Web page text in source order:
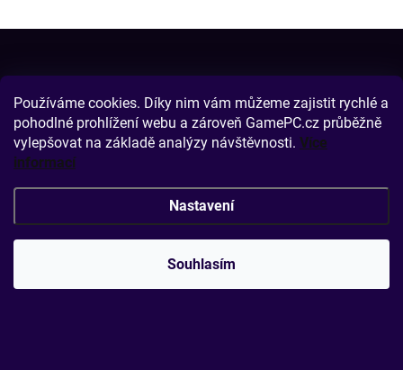
Používáme cookies. Díky nim vám můžeme zajistit rychlé a
pohodlné prohlížení webu a zároveň GamePC.cz průběžně
vylepšovat na základě analýzy návštěvnosti. Více
informací
Nastavení
Souhlasím
p
INFORMACE PRO VÁS
SERVIS PC
Perfektní balení PC